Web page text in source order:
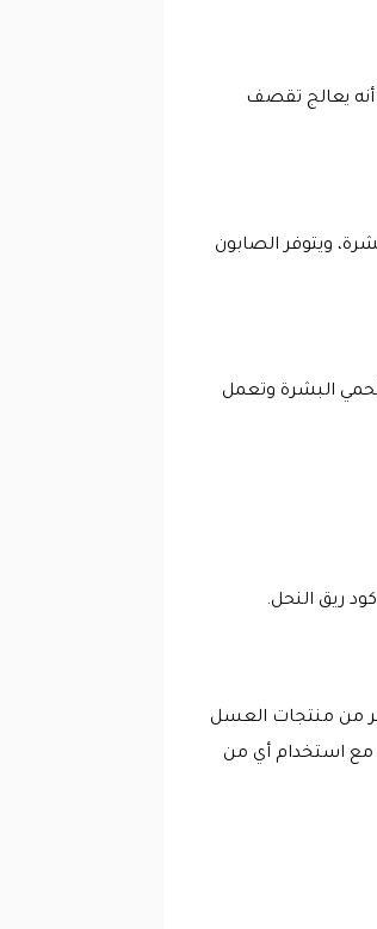
يعالج تقصف
ويتوفر الصابون
تحمي البشرة وتعمل
ريق النحل.
من منتجات العسل
مع استخدام أي من